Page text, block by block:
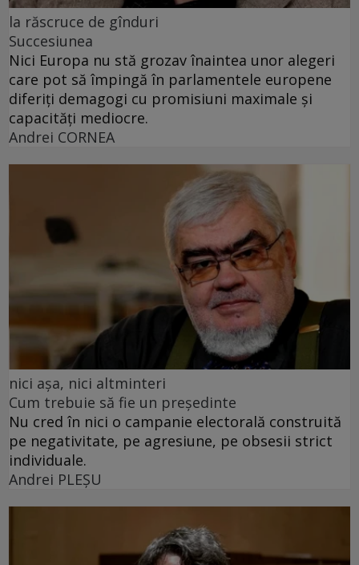
la răscruce de gînduri
Succesiunea
Nici Europa nu stă grozav înaintea unor alegeri
care pot să împingă în parlamentele europene
diferiți demagogi cu promisiuni maximale și
capacități mediocre.
Andrei CORNEA
nici așa, nici altminteri
Cum trebuie să fie un președinte
Nu cred în nici o campanie electorală construită
pe negativitate, pe agresiune, pe obsesii strict
individuale.
Andrei PLEŞU